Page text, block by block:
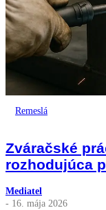
Remeslá
Zváračské
rozhodujúca
Mediatel
- 16. mája 2026